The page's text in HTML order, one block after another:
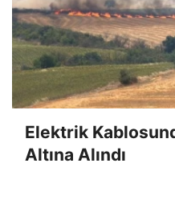
Elektrik
Altına Alındı